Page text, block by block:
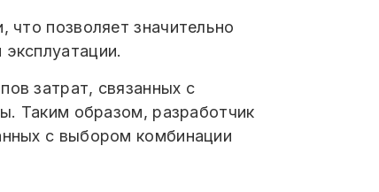
позволяет значительно
затрат, связанных с
Таким образом, разработчик
с выбором комбинации